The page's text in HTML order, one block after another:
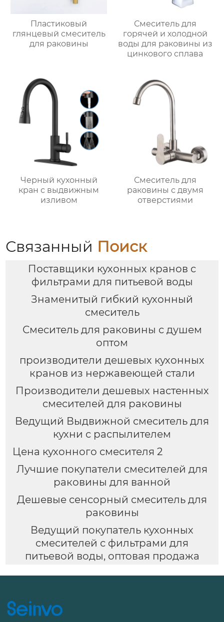
Пластиковый
глянцевый смеситель
для раковины
Смеситель для
горячей и холодной
воды для раковины из
цинкового сплава
Черный кухонный
кран с выдвижным
изливом
Смеситель для
раковины с двумя
отверстиями
Связанный Поиск
Поставщики кухонных кранов с
фильтрами для питьевой воды
Знаменитый гибкий кухонный
смеситель
Смеситель для раковины с душем
оптом
производители дешевых кухонных
кранов из нержавеющей стали
Производители дешевых настенных
смесителей для раковины
Ведущий Выдвижной смеситель для
кухни с распылителем
Цена кухонного смесителя 2
Лучшие покупатели смесителей для
раковины для ванной
Дешевые сенсорный смеситель для
раковины
Ведущий покупатель кухонных
смесителей с фильтрами для
питьевой воды, оптовая продажа